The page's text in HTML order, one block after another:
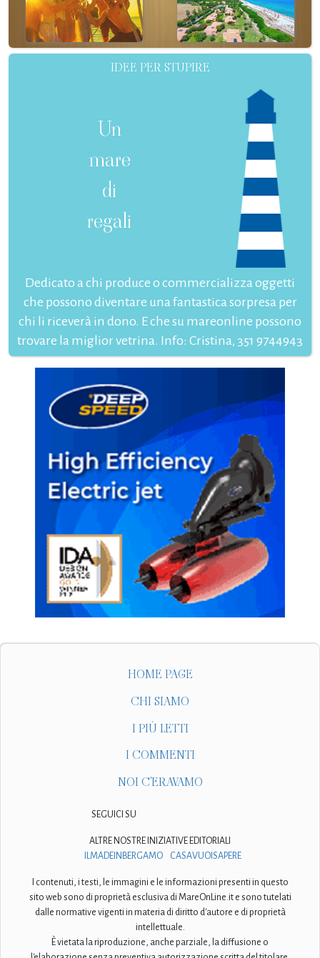
IDEE PER STUPIRE
Un
mare
di
regali
Dedicato a chi produce o commercializza oggetti
che possono diventare una fantastica sorpresa per
chi li riceverà in dono. E che su mareonline possono
trovare la miglior vetrina. Info: Cristina, 351 9744943
HOME PAGE
CHI SIAMO
I PIÙ LETTI
I COMMENTI
NOI C'ERAVAMO
SEGUICI SU
ALTRE NOSTRE INIZIATIVE EDITORIALI
ILMADEINBERGAMO
CASAVUOISAPERE
I contenuti, i testi, le immagini e le informazioni presenti in questo
sito web sono di proprietà esclusiva di MareOnLine.it e sono tutelati
dalle normative vigenti in materia di diritto d'autore e di proprietà
intellettuale.
È vietata la riproduzione, anche parziale, la diffusione o